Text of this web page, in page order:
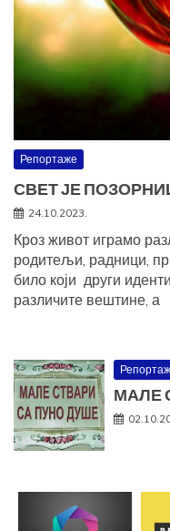
Репортаже
СВЕТ ЈЕ
24.10.2023.
Кроз живот играмо
родитељи, радници,
било који други
различите вештине, а
МАЛЕ